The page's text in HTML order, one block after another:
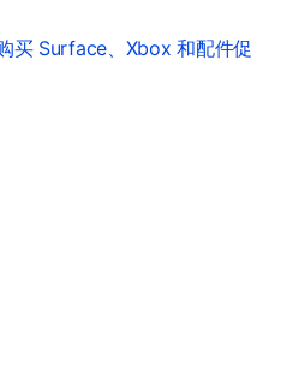
买 Surface、Xbox 和配件促